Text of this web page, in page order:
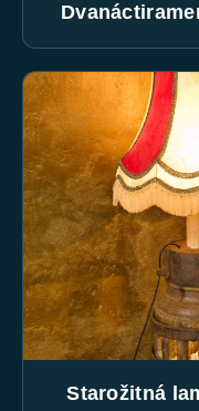
Starožitná